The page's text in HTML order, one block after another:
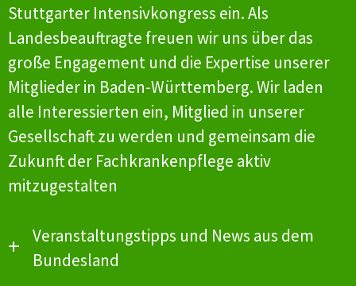
Stuttgarter Intensivkongress ein. Als
Landesbeauftragte freuen wir uns über das
große Engagement und die Expertise unserer
Mitglieder in Baden-Württemberg. Wir laden
alle Interessierten ein, Mitglied in unserer
Gesellschaft zu werden und gemeinsam die
Zukunft der Fachkrankenpflege aktiv
mitzugestalten
Veranstaltungstipps und News aus dem
Bundesland